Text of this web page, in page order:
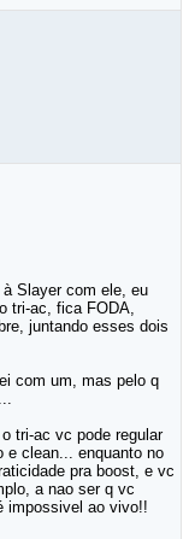
Slayer com ele, eu
tri-ac, fica FODA,
juntando esses dois
com um, mas pelo q
tri-ac vc pode regular
e clean... enquanto no
pra boost, e vc
a nao ser q vc
impossivel ao vivo!!